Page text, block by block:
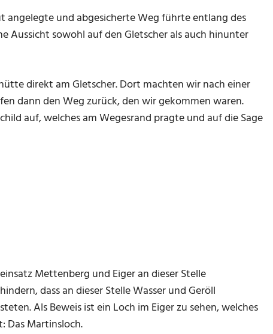
angelegte und abgesicherte Weg führte entlang des
Aussicht sowohl auf den Gletscher als auch hinunter
direkt am Gletscher. Dort machten wir nach einer
dann den Weg zurück, den wir gekommen waren.
auf, welches am Wegesrand pragte und auf die Sage
Mettenberg und Eiger an dieser Stelle
dass an dieser Stelle Wasser und Geröll
Als Beweis ist ein Loch im Eiger zu sehen, welches
Das Martinsloch.